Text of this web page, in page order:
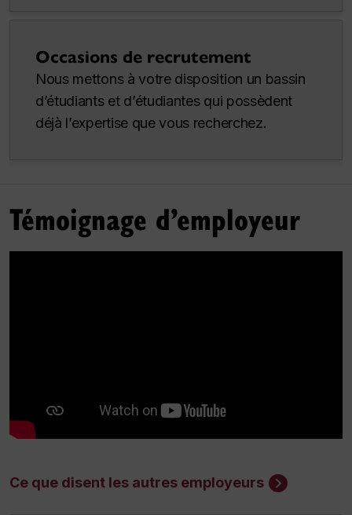
Occasions de recrutement
Nous mettons à votre disposition un bassin
d’étudiants et d’étudiantes qui possèdent
déjà l’expertise que vous recherchez.
Témoignage d’employeur
Ce que disent les autres employeurs